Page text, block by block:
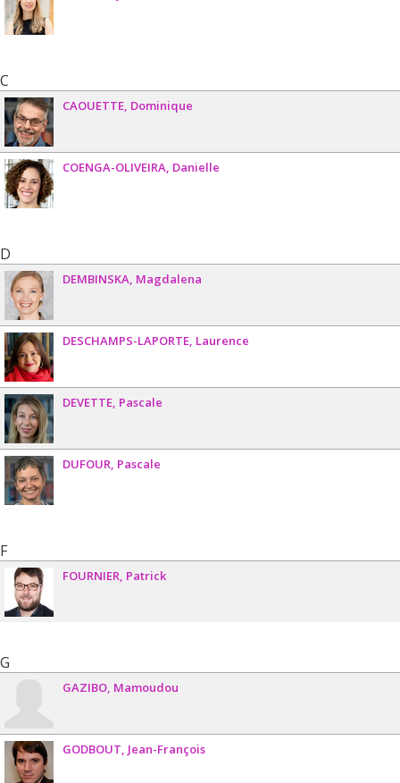
C
CAOUETTE Dominique
COENGA-OLIVEIRA Danielle
D
DEMBINSKA Magdalena
DESCHAMPS-LAPORTE Laurence
DEVETTE Pascale
DUFOUR Pascale
F
FOURNIER Patrick
G
GAZIBO Mamoudou
GODBOUT Jean-François